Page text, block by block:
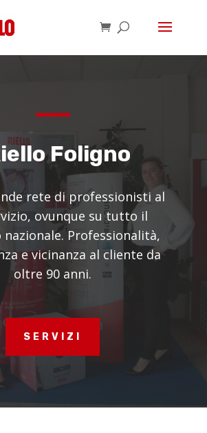
Foligno
rete di professionisti al
ovunque su tutto il
Professionalità,
e vicinanza al cliente da
oltre 90 anni.
SERVIZI